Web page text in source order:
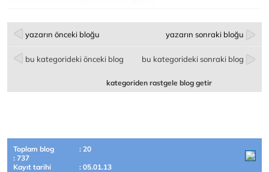
yazarın önceki bloğu yazarın sonraki bloğu
bu kategorideki önceki blog bu kategorideki sonraki blog
kategoriden rastgele blog getir
Toplam blog
: 20
: 737
Kayıt tarihi
: 05.01.13